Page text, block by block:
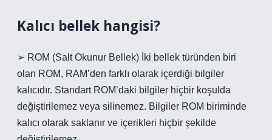
Kalıcı bellek hangisi?
➢ ROM (Salt Okunur Bellek) İki bellek türünden biri
olan ROM, RAM’den farklı olarak içerdiği bilgiler
kalıcıdır. Standart ROM’daki bilgiler hiçbir koşulda
değiştirilemez veya silinemez. Bilgiler ROM biriminde
kalıcı olarak saklanır ve içerikleri hiçbir şekilde